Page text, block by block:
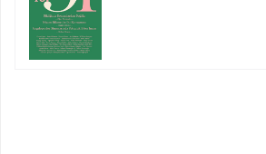
YAZARLAR
ABONE OL